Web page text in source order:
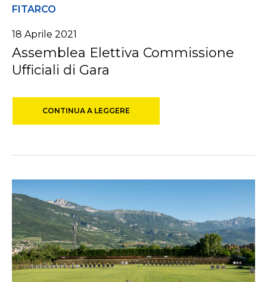
FITARCO
18 Aprile 2021
Assemblea Elettiva Commissione
Ufficiali di Gara
CONTINUA A LEGGERE